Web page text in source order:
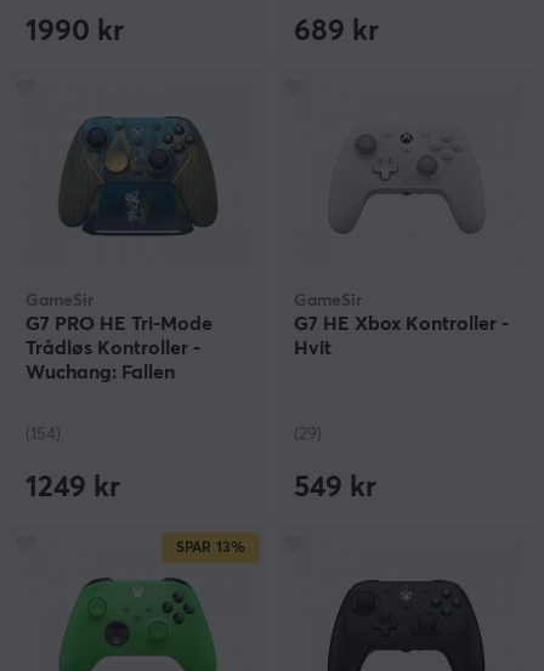
1990 kr 689 kr
GameSir
G7 PRO HE Tri-Mode
Trådløs Kontroller -
Wuchang: Fallen
(154)
1249 kr
GameSir
G7 HE Xbox Kontroller -
Hvit
(29)
549 kr
SPAR 13%